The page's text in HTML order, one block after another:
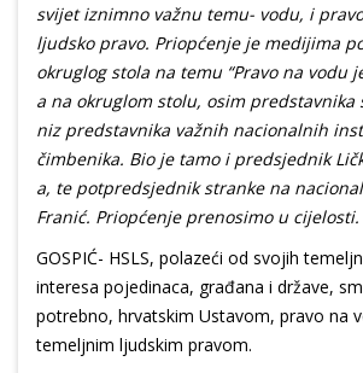
svijet iznimno važnu temu- vodu, i
ljudsko pravo. Priopćenje je medijima
okruglog stola na temu “Pravo na vodu
a na okruglom stolu, osim predstavnika
niz predstavnika važnih nacionalnih
čimbenika. Bio je tamo i predsjednik
a, te potpredsjednik stranke na
Franić. Priopćenje prenosimo u cijelosti.
GOSPIĆ- HSLS, polazeći od svojih
interesa pojedinaca, građana i države,
potrebno, hrvatskim Ustavom, pravo na
temeljnim ljudskim pravom.